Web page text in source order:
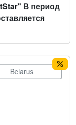
В период
Belarus